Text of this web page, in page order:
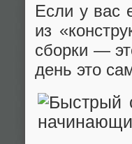
Если у вас
из
сборки —
день это